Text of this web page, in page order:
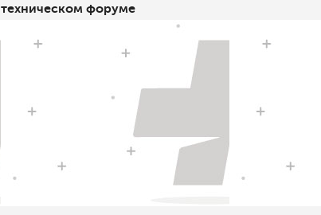
техническом форуме
«Обустройство нефтегазовых
месторождений»